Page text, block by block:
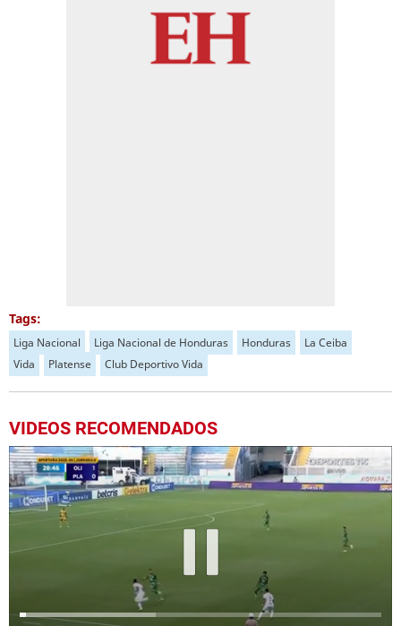
Tags:
Liga Nacional Liga Nacional de Honduras Honduras
La Ceiba
Vida
Platense Club Deportivo Vida
VIDEOS RECOMENDADOS